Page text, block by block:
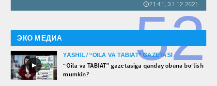
🕔21:41, 31.12.2021
52
ЭКО МЕДИА
►
YASHIL / “OILA VA TABIAT” GAZETASI
“Oila va TABIAT” gazetasiga qanday obuna bo‘lish
mumkin?